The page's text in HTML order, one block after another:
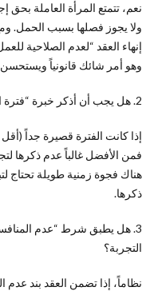
نعم، تتمتع المرأة العاملة
ولا يجوز فصلها بسبب الحمل.
إنهاء العقد “لعدم الصلاحية
وهو أمر شائك قانونياً
2. هل يجب أن أذكر خبرة “فترة التجربة” في سيرتي الذاتية (CV)؟
فمن الأفضل غالباً عدم ذكرها
هناك فجوة زمنية طويلة تحتاج
ذكرها.
التجربة؟
نظاماً، إذا تضمن العقد بند